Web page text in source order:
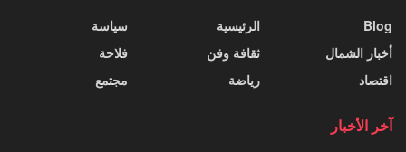
Blog
أخبار الشمال
اقتصاد
الرئيسية
ثقافة وفن
رياضة
سياسة
فلاحة
مجتمع
آخر الأخبار